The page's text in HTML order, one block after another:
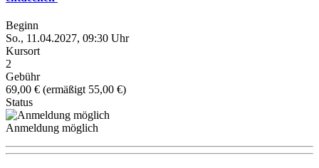
Beginn
So., 11.04.2027, 09:30 Uhr
Kursort
2
Gebühr
69,00 € (ermäßigt 55,00 €)
Status
Anmeldung möglich